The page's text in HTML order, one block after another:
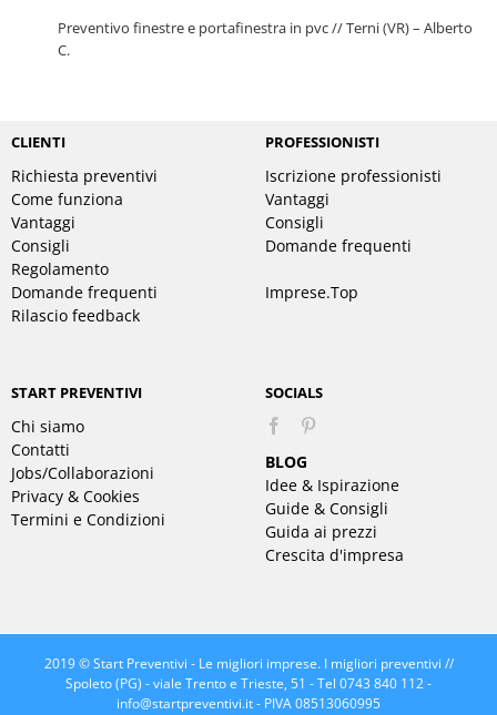
Preventivo finestre e portafinestra in pvc // Terni (VR) – Alberto
C.
CLIENTI
Richiesta preventivi
Come funziona
Vantaggi
Consigli
Regolamento
Domande frequenti
Rilascio feedback
PROFESSIONISTI
Iscrizione professionisti
Vantaggi
Consigli
Domande frequenti
Imprese.Top
START PREVENTIVI
Chi siamo
Contatti
Jobs/Collaborazioni
Privacy & Cookies
Termini e Condizioni
SOCIALS
BLOG
Idee & Ispirazione
Guide & Consigli
Guida ai prezzi
Crescita d'impresa
2019 © Start Preventivi - Le migliori imprese. I migliori preventivi //
Spoleto (PG) - viale Trento e Trieste, 51 - Tel 0743 840 112 -
info@startpreventivi.it- PIVA 08513060995